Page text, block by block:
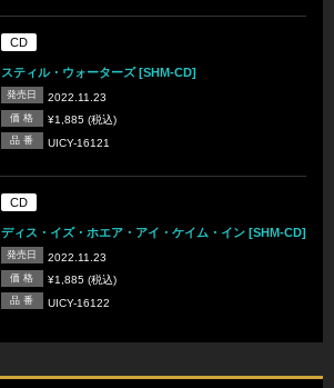
CD
スティル・ウォーターズ [SHM-CD]
発売日 2022.11.23
価 格 ¥1,885 (税込)
品 番 UICY-16121
CD
ディス・イズ・ホエア・アイ・ケイム・イン [SHM-CD]
発売日 2022.11.23
価 格 ¥1,885 (税込)
品 番 UICY-16122